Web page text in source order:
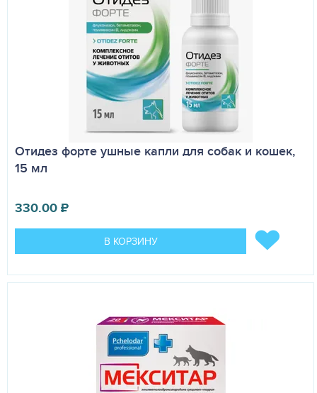
Отидез форте ушные капли для собак и кошек,
15 мл
330.00₽
В КОРЗИНУ